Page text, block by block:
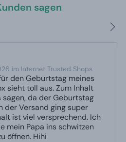
sagen
im Internet Trusted Shops
den Geburtstag meines
sieht toll aus. Zum Inhalt
da der Geburtstag
der Versand ging super
ist viel versprechend. Ich
mein Papa ins schwitzen
öffnen. Hihi